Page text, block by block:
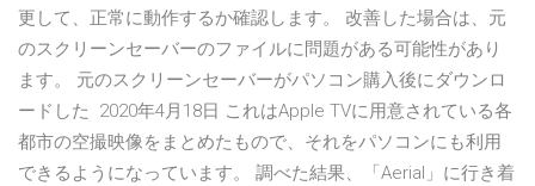
更して、正常に動作するか確認します。 改善した場合は、元
のスクリーンセーバーのファイルに問題がある可能性があり
ます。 元のスクリーンセーバーがパソコン購入後にダウンロ
ードした 2020年4月18日 これはApple TVに用意されている各
都市の空撮映像をまとめたもので、それをパソコンにも利用
できるようになっています。 調べた結果、「Aerial」に行き着